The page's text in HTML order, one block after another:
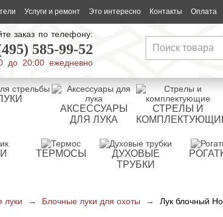
Услуги и ремонт Это интересно Контакты Оплата
заказ по телефону:
585-99-52
до 20:00 ежедневно
АКСЕССУАРЫ
ДЛЯ ЛУКА
СТРЕЛЫ И
ТЕРМОСЫ
ДУХОВЫЕ
ТРУБКИ
луки → Блочные луки для охоты → Лук блочный